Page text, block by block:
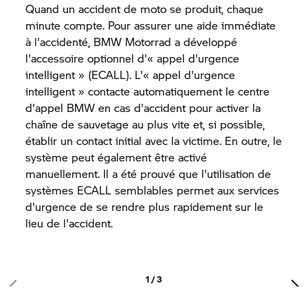
Quand un accident de moto se produit, chaque
minute compte. Pour assurer une aide immédiate
à l'accidenté, BMW Motorrad a développé
l'accessoire optionnel d'« appel d'urgence
intelligent » (ECALL). L'« appel d'urgence
intelligent » contacte automatiquement le centre
d'appel BMW en cas d'accident pour activer la
chaîne de sauvetage au plus vite et, si possible,
établir un contact initial avec la victime. En outre, le
système peut également être activé
manuellement. Il a été prouvé que l'utilisation de
systèmes ECALL semblables permet aux services
d'urgence de se rendre plus rapidement sur le
lieu de l'accident.
1 / 3